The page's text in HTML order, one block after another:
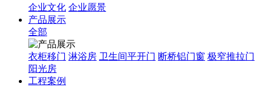
企业文化 企业愿景
产品展示
全部
衣柜移门 淋浴房 卫生间平开门 断桥铝门窗 极窄推拉门
阳光房
工程案例